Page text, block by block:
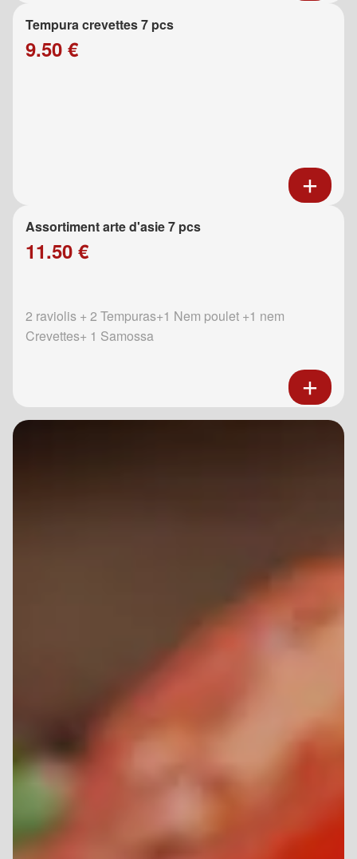
Tempura crevettes 7 pcs
9.50 €
Assortiment arte d'asie 7 pcs
11.50 €
2 raviolis + 2 Tempuras+1 Nem poulet +1 nem
Crevettes+ 1 Samossa